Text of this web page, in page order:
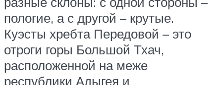
пологие, а с другой – крутые.
Куэсты хребта Передовой – это
отроги горы Большой Тхач,
расположенной на меже
республики Адыгея и